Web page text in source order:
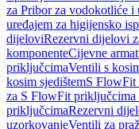
za Pribor za vodokotliće i
uređajem za higijensko
dijeloviRezervni dijelovi
komponenteCijevne
priključcimaVentili s
kosim sjedištemS FlowFit
za S FlowFit priključcima
priključcimaRezervni
uzorkovanjeVentili za